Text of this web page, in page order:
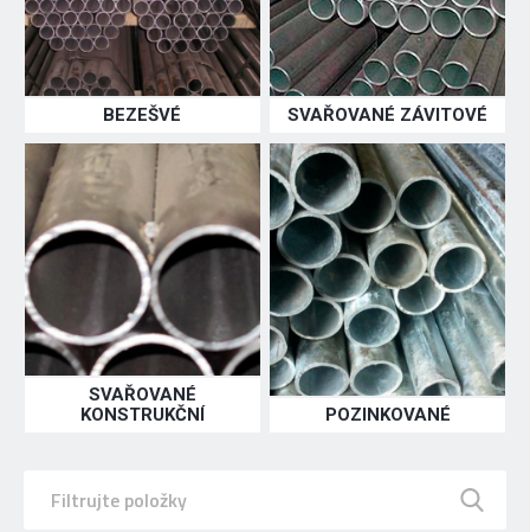
BEZEŠVÉ SVAŘOVANÉ ZÁVITOVÉ
SVAŘOVANÉ
KONSTRUKČNÍ
POZINKOVANÉ